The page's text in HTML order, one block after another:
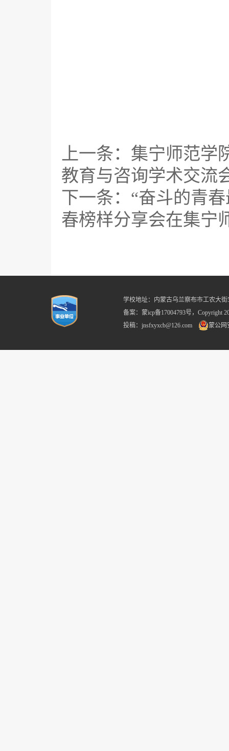
上一条： 集宁师范学
教育与咨询学术交流
下一条： “奋斗的青
春榜样分享会在集宁
学校地址：内蒙古乌兰察布市工农大
备案：蒙icp备17004793号，Copyright
投稿：jnsfxyxcb@126.com
蒙公网